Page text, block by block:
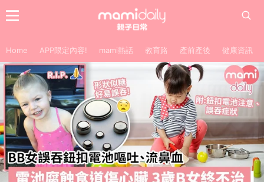
Home APP限定內容! mami熱話 教育路 產前產後 健康資訊